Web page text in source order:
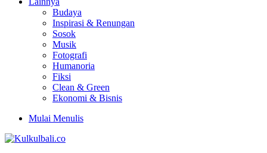
Budaya
Inspirasi & Renungan
Sosok
Musik
Fotografi
Humanoria
Fiksi
Clean & Green
Ekonomi & Bisnis
Mulai Menulis